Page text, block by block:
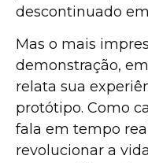
descontinuado em
Mas o mais
demonstração,
relata sua
protótipo. Como
fala em tempo
revolucionar a